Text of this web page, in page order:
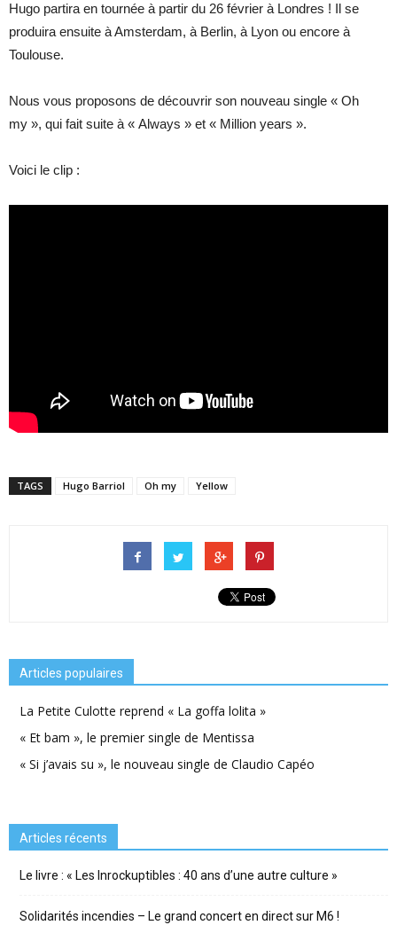
Hugo partira en tournée à partir du 26 février à Londres ! Il se
produira ensuite à Amsterdam, à Berlin, à Lyon ou encore à
Toulouse.
Nous vous proposons de découvrir son nouveau single « Oh
my », qui fait suite à « Always » et « Million years ».
Voici le clip :
TAGS Hugo Barriol Oh my Yellow
Articles populaires
La Petite Culotte reprend « La goffa lolita »
« Et bam », le premier single de Mentissa
« Si j’avais su », le nouveau single de Claudio Capéo
Articles récents
Le livre : « Les Inrockuptibles : 40 ans d’une autre culture »
Solidarités incendies – Le grand concert en direct sur M6 !